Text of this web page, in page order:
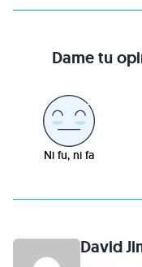
Dame tu
Ni fu, ni fa
David